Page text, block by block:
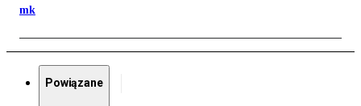
mk
Powiązane